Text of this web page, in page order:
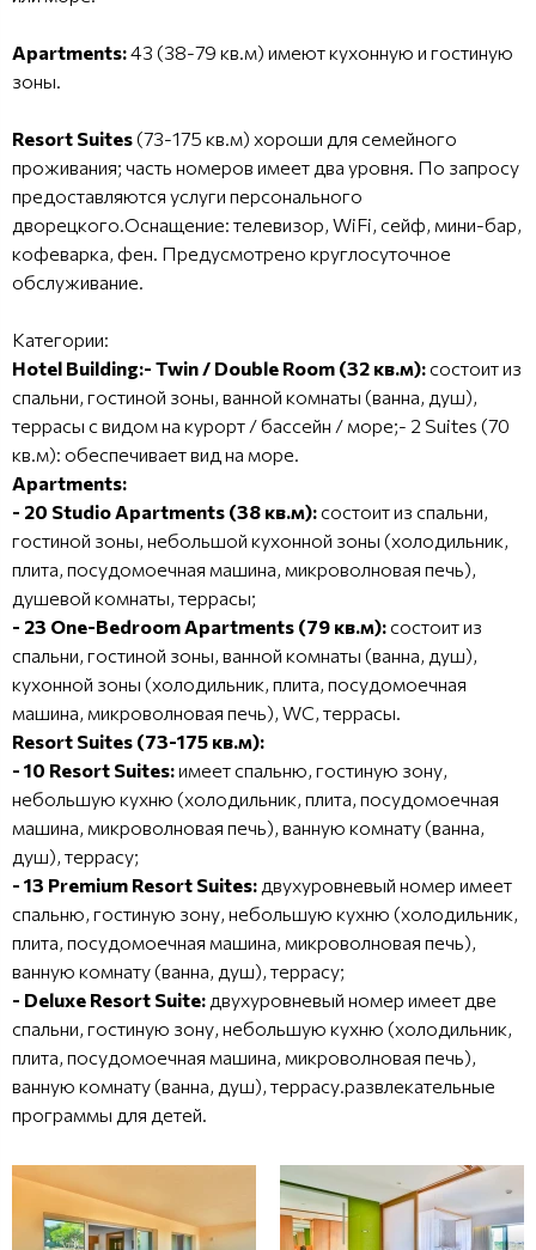
Apartments:43 (38-79 кв.м) имеют кухонную и гостиную
зоны.
Resort Suites (73-175 кв.м) хороши для семейного
проживания; часть номеров имеет два уровня. По запросу
предоставляются услуги персонального
дворецкого.Оснащение: телевизор, WiFi, сейф, мини-бар,
кофеварка, фен. Предусмотрено круглосуточное
обслуживание.
Категории:
Hotel Building:- Twin / Double Room (32 кв.м): состоит из
спальни, гостиной зоны, ванной комнаты (ванна, душ),
террасы с видом на курорт / бассейн / море;- 2 Suites (70
кв.м): обеспечивает вид на море.
Apartments:
- 20 Studio Apartments (38 кв.м): состоит из спальни,
гостиной зоны, небольшой кухонной зоны (холодильник,
плита, посудомоечная машина, микроволновая печь),
душевой комнаты, террасы;
- 23 One-Bedroom Apartments (79 кв.м): состоит из
спальни, гостиной зоны, ванной комнаты (ванна, душ),
кухонной зоны (холодильник, плита, посудомоечная
машина, микроволновая печь), WC, террасы.
Resort Suites (73-175 кв.м):
- 10 Resort Suites:имеет спальню, гостиную зону,
небольшую кухню (холодильник, плита, посудомоечная
машина, микроволновая печь), ванную комнату (ванна,
душ), террасу;
- 13 Premium Resort Suites: двухуровневый номер имеет
спальню, гостиную зону, небольшую кухню (холодильник,
плита, посудомоечная машина, микроволновая печь),
ванную комнату (ванна, душ), террасу;
- Deluxe Resort Suite: двухуровневый номер имеет две
спальни, гостиную зону, небольшую кухню (холодильник,
плита, посудомоечная машина, микроволновая печь),
ванную комнату (ванна, душ), террасу.развлекательные
программы для детей.